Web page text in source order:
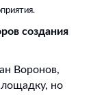
создания
Воронов,
но